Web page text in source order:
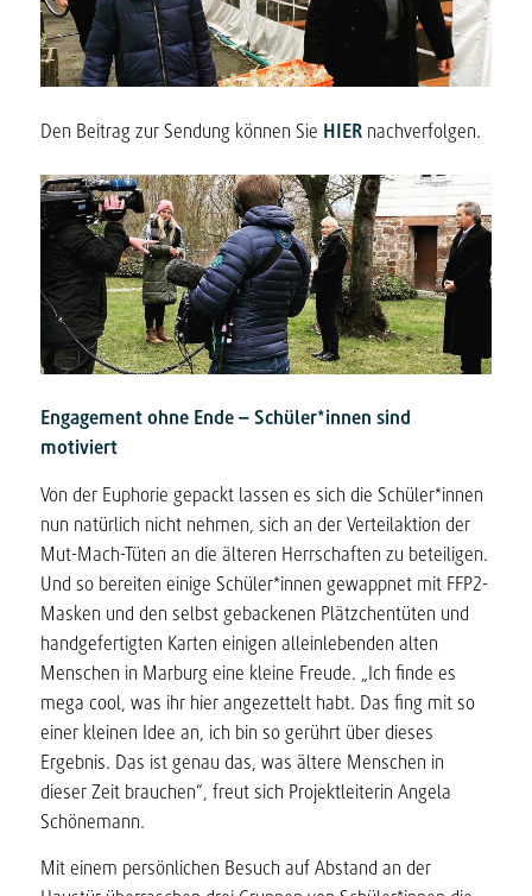
Den Beitrag zur Sendung können Sie HIER nachverfolgen.
Engagement ohne Ende – Schüler*innen sind
motiviert
Von der Euphorie gepackt lassen es sich die Schüler*innen
nun natürlich nicht nehmen, sich an der Verteilaktion der
Mut-Mach-Tüten an die älteren Herrschaften zu beteiligen.
Und so bereiten einige Schüler*innen gewappnet mit FFP2-
Masken und den selbst gebackenen Plätzchentüten und
handgefertigten Karten einigen alleinlebenden alten
Menschen in Marburg eine kleine Freude. „Ich finde es
mega cool, was ihr hier angezettelt habt. Das fing mit so
einer kleinen Idee an, ich bin so gerührt über dieses
Ergebnis. Das ist genau das, was ältere Menschen in
dieser Zeit brauchen“, freut sich Projektleiterin Angela
Schönemann.
Mit einem persönlichen Besuch auf Abstand an der